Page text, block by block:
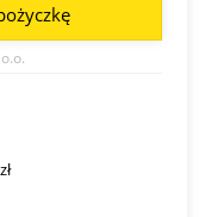
zł